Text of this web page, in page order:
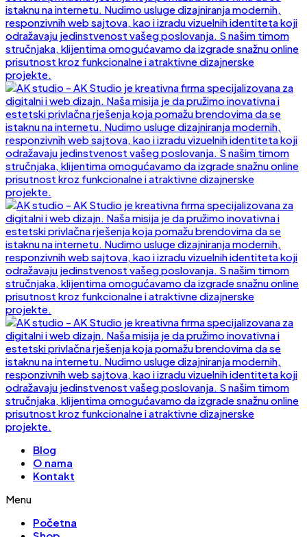
Blog
O nama
Kontakt
Menu
Početna